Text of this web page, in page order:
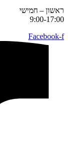
ראשון – חמישי
9:00-17:00
Facebook-f